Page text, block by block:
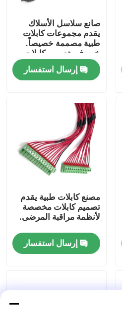
صانع سلاسل الأسلاك
يقدم مجموعات كابلات
طبية مصممة خصيصاً.
خبير في تصميم كابلات
طبية مع شهادة المعهد
الأوروبي.إرسال استفسار
مصنع كابلات طبية يقدم
تصميم كابلات مخصصة
لأنظمة مراقبة المرضى.
إرسال استفسار